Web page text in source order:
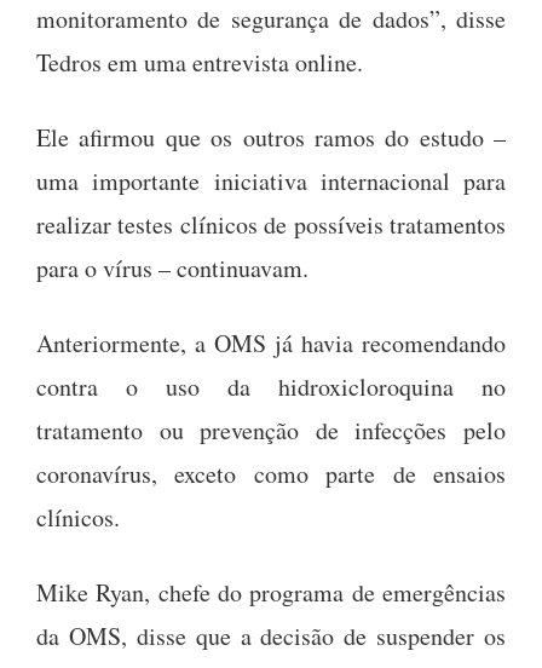
monitoramento de segurança de dados”, disse
Tedros em uma entrevista online.
Ele afirmou que os outros ramos do estudo –
uma importante iniciativa internacional para
realizar testes clínicos de possíveis tratamentos
para o vírus – continuavam.
Anteriormente, a OMS já havia recomendando
contra o uso da hidroxicloroquina no
tratamento ou prevenção de infecções pelo
coronavírus, exceto como parte de ensaios
clínicos.
Mike Ryan, chefe do programa de emergências
da OMS, disse que a decisão de suspender os